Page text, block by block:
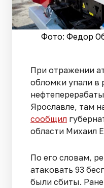
Фото: Федор
При отражении
обломки упали в
Ярославле, там
сообщил
области Михаил
По его словам,
атаковать 93
были сбиты.